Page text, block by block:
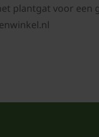
plantgat voor een